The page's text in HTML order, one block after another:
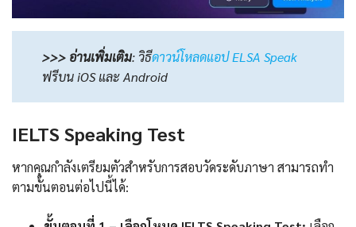
>>> อ่านเพิ่มเติม: วิธีดาวน์โหลดแอป ELSA Speak
ฟรีบน iOS และ Android
IELTS Speaking Test
หากคุณกำลังเตรียมตัวสำหรับการสอบวัดระดับภาษา สามารถทำ
ตามขั้นตอนต่อไปนี้ได้: